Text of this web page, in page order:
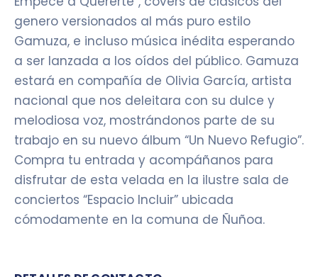
genero versionados al más puro estilo
Gamuza, e incluso música inédita esperando
a ser lanzada a los oídos del público. Gamuza
estará en compañía de Olivia García, artista
nacional que nos deleitara con su dulce y
melodiosa voz, mostrándonos parte de su
trabajo en su nuevo álbum “Un Nuevo Refugio”.
Compra tu entrada y acompáñanos para
disfrutar de esta velada en la ilustre sala de
conciertos “Espacio Incluir” ubicada
cómodamente en la comuna de Ñuñoa.